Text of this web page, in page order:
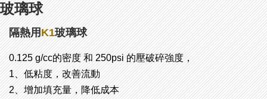
玻璃球
隔熱用K1玻璃球
0.125 g/cc的密度 和 250psi 的壓破碎強度，
1、低粘度，改善流動
2、增加填充量，降低成本